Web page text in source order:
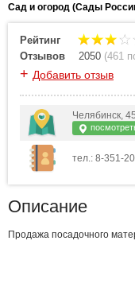
Сад и огород (Сады
Рейтинг
Отзывов
2050 (461
+ Добавить отзыв
Челябинск,
тел.: 8-351-
Описание
Продажа посадочного